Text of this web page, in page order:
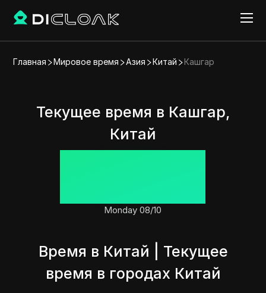
Главная Мировое время Азия Китай Кашгар
Текущее время в Кашгар,
Китай
Monday 08/10
Время в Китай | Текущее
время в городах Китай